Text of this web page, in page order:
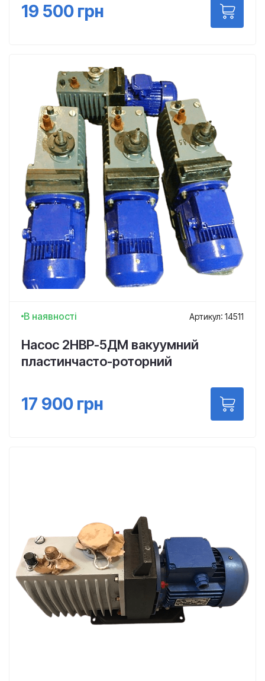
19 500 грн
В наявності Артикул: 14511
Насос 2НВР-5ДМ вакуумний
пластинчасто-роторний
17 900 грн